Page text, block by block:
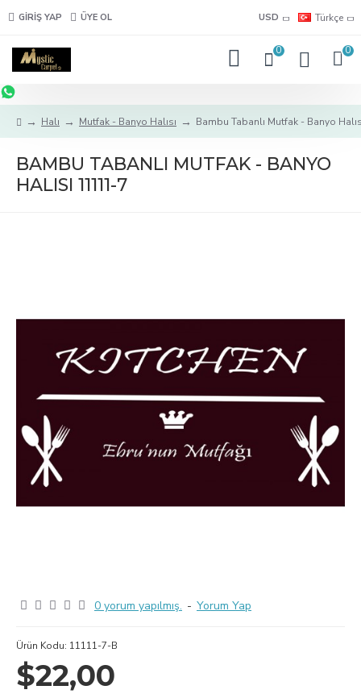
GIRIŞ YAP ÜYE OL USD Türkçe
0 0
Halı Mutfak - Banyo Halısı Bambu Tabanlı Mutfak - Banyo
BAMBU TABANLI MUTFAK - BANYO
HALISI 11111-7
0 yorum yapılmış. - Yorum Yap
$22,00
Ürün Kodu: 11111-7-B